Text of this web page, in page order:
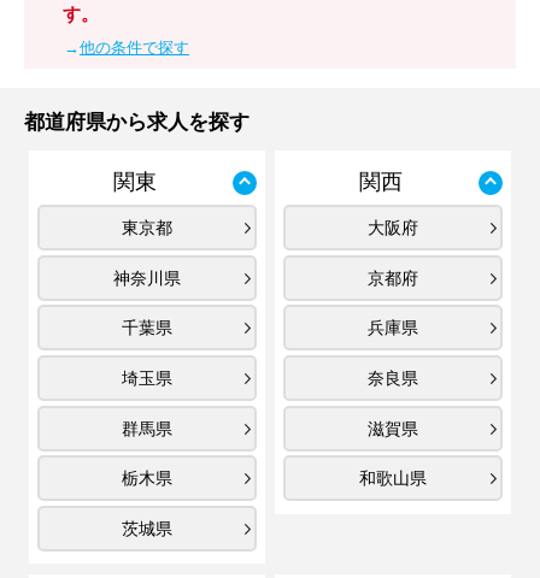
す。
→他の条件で探す
都道府県から求人を探す
関東
東京都
神奈川県
千葉県
埼玉県
群馬県
栃木県
茨城県
関西
大阪府
京都府
兵庫県
奈良県
滋賀県
和歌山県